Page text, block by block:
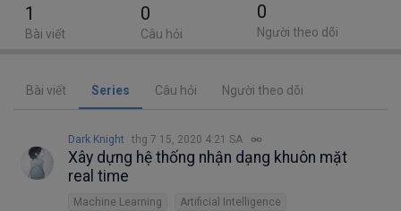
Bài viết Series Câu hỏi Người theo dõi
Dark Knight thg 7 15, 2020 4:21 SA
Xây dựng hệ thống nhận dạng khuôn mặt
real time
Machine Learning
Artificial Intelligence
1
Bài viết
0
Câu hỏi
0
Người theo dõi